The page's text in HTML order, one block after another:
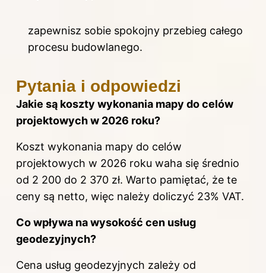
zapewnisz sobie spokojny przebieg całego
procesu budowlanego.
Pytania i odpowiedzi
Jakie są koszty wykonania mapy do celów
projektowych w 2026 roku?
Koszt wykonania mapy do celów
projektowych w 2026 roku waha się średnio
od 2 200 do 2 370 zł. Warto pamiętać, że te
ceny są netto, więc należy doliczyć 23% VAT.
Co wpływa na wysokość cen usług
geodezyjnych?
Cena usług geodezyjnych zależy od